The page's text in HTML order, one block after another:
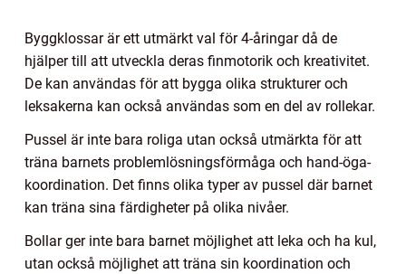
Byggklossar är ett utmärkt val för 4-åringar då de
hjälper till att utveckla deras finmotorik och kreativitet.
De kan användas för att bygga olika strukturer och
leksakerna kan också användas som en del av rollekar.
Pussel är inte bara roliga utan också utmärkta för att
träna barnets problemlösningsförmåga och hand-öga-
koordination. Det finns olika typer av pussel där barnet
kan träna sina färdigheter på olika nivåer.
Bollar ger inte bara barnet möjlighet att leka och ha kul,
utan också möjlighet att träna sin koordination och